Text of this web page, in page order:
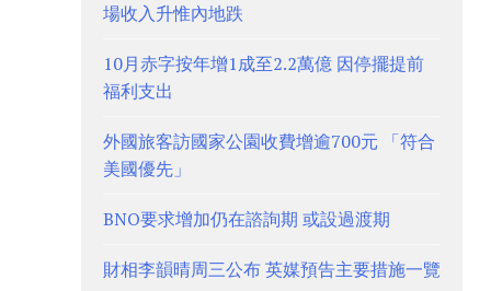
場收入升惟內地跌
10月赤字按年增1成至2.2萬億 因停擺提前
福利支出
外國旅客訪國家公園收費增逾700元 「符合
美國優先」
BNO要求增加仍在諮詢期 或設過渡期
財相李韻晴周三公布 英媒預告主要措施一覽